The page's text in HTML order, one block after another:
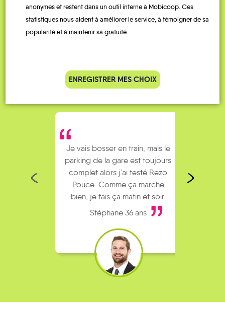
QUELQUES
Témoignages
Je vais bosser en train, mais le
parking de la gare est toujours
complet alors j’ai testé Rezo
Pouce. Comme ça marche
bien, je fais ça matin et soir.
Stéphane 36 ans
anonymes et restent dans un outil interne à Mobicoop. Ces
statistiques nous aident à améliorer le service, à témoigner de sa
popularité et à maintenir sa gratuité.
ENREGISTRER MES CHOIX